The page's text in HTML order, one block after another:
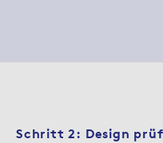
Schritt 2: Design